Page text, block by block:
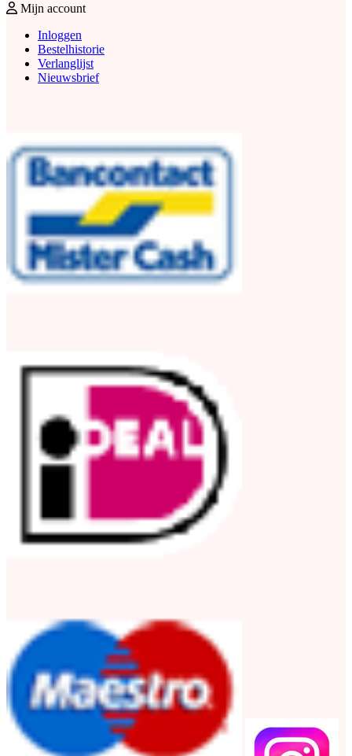
Mijn account
Inloggen
Bestelhistorie
Verlanglijst
Nieuwsbrief